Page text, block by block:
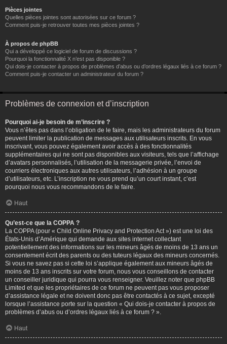
Pièces jointes
Quelles pièces jointes sont autorisées sur ce forum ?
Comment puis-je retrouver toutes mes pièces jointes ?
À propos de phpBB
Qui a développé ce logiciel de forum de discussions ?
Pourquoi la fonctionnalité X n’est pas disponible ?
Qui dois-je contacter à propos de problèmes d’abus ou d’ordres légaux liés à ce forum ?
Comment puis-je contacter un administrateur du forum ?
Problèmes de connexion et d’inscription
Pourquoi ai-je besoin de m’inscrire ?
Vous n’êtes pas dans l’obligation de le faire, mais les administrateurs du forum
peuvent limiter la publication de messages aux utilisateurs inscrits. En vous
inscrivant, vous pouvez également avoir accès à des fonctionnalités
supplémentaires qui ne sont pas disponibles aux visiteurs, tels que l’affichage
d’avatars personnalisés, l’utilisation de la messagerie privée, l’envoi de
courriers électroniques aux autres utilisateurs, l’adhésion à un groupe
d’utilisateurs, etc. L’inscription ne vous prend qu’un court instant, c’est
pourquoi nous vous recommandons de le faire.
Haut
Qu’est-ce que la COPPA ?
La COPPA (pour « Child Online Privacy and Protection Act ») est une loi des
États-Unis d’Amérique qui demande aux sites internet collectant
potentiellement des informations sur les mineurs âgés de moins de 13 ans un
consentement écrit des parents ou des tuteurs légaux des mineurs concernés.
Si vous ne savez pas si cette loi s’applique également aux mineurs âgés de
moins de 13 ans inscrits sur votre forum, nous vous conseillons de contacter
un conseiller juridique qui pourra vous renseigner. Veuillez noter que phpBB
Limited et que les propriétaires de ce forum ne peuvent pas vous proposer
d’assistance légale et ne doivent donc pas être contactés à ce sujet, excepté
lorsque l’assistance porte sur la question « Qui dois-je contacter à propos de
problèmes d’abus ou d’ordres légaux liés à ce forum ? ».
Haut